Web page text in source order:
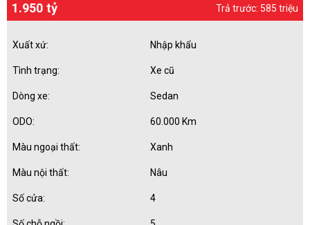
1.950 tỷ Trả trước: 585 triệu
Xuất xứ: Nhập khẩu
Tình trạng: Xe cũ
Dòng xe: Sedan
ODO: 60.000 Km
Màu ngoại thất: Xanh
Màu nội thất: Nâu
Số cửa: 4